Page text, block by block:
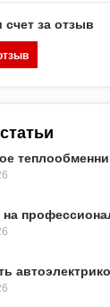
за отзыв
на